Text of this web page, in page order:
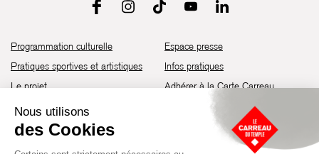
Programmation culturelle
Pratiques sportives et artistiques
Le projet
Brochure de saison 25-26
Découvrir les espaces
Espace presse
Infos pratiques
Adhérer à la Carte Carreau